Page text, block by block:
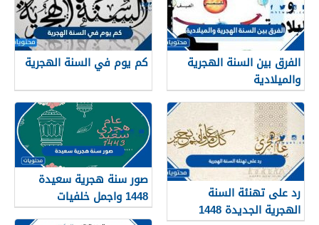
الفرق بين السنة الهجرية
والميلادية
كم يوم في السنة الهجرية
رد على تهنئة السنة
الهجرية الجديدة 1448
صور سنة هجرية سعيدة
1448 واجمل خلفيات
ورمزيات العام الجديد